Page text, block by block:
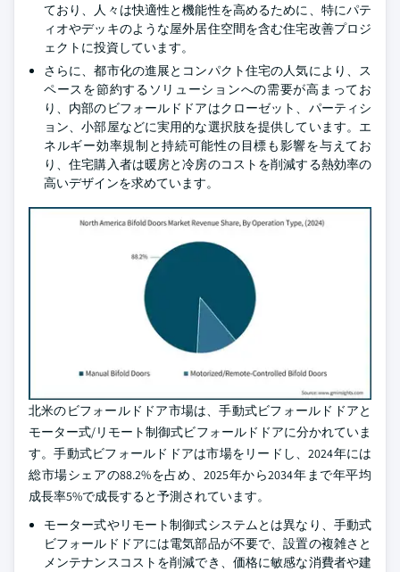
ており、人々は快適性と機能性を高めるために、特にパテ
ィオやデッキのような屋外居住空間を含む住宅改善プロジ
ェクトに投資しています。
さらに、都市化の進展とコンパクト住宅の人気により、ス
ペースを節約するソリューションへの需要が高まってお
り、内部のビフォールドドアはクローゼット、パーティシ
ョン、小部屋などに実用的な選択肢を提供しています。エ
ネルギー効率規制と持続可能性の目標も影響を与えてお
り、住宅購入者は暖房と冷房のコストを削減する熱効率の
高いデザインを求めています。
北米のビフォールドドア市場は、手動式ビフォールドドアと
モーター式/リモート制御式ビフォールドドアに分かれていま
す。手動式ビフォールドドアは市場をリードし、2024年には
総市場シェアの88.2%を占め、2025年から2034年まで年平均
成長率5%で成長すると予測されています。
モーター式やリモート制御式システムとは異なり、手動式
ビフォールドドアには電気部品が不要で、設置の複雑さと
メンテナンスコストを削減でき、価格に敏感な消費者や建